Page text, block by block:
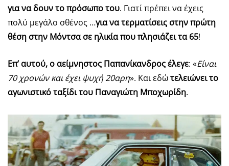
για να δουν το πρόσωπο του. Γιατί πρέπει να έχεις
πολύ μεγάλο σθένος …για να τερματίσεις στην πρώτη
θέση στην Μόντσα σε ηλικία που πλησιάζει τα 65!
Επ’ αυτού, ο αείμνηστος Παπανίκανδρος έλεγε: «Είναι
70 χρονών και έχει ψυχή 20αρη». Και εδώτελειώνει το
αγωνιστικό ταξίδι του Παναγιώτη Μποχωρίδη.